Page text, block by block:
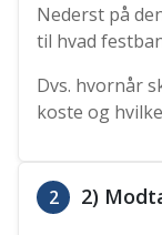
Nederst på
til hvad
Dvs. hvornår
koste og
2 2)